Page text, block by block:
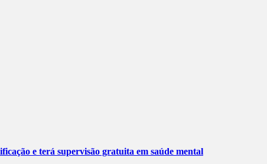
e terá supervisão gratuita em saúde mental